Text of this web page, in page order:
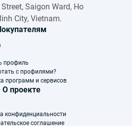
Saigon Ward, Ho
City, Vietnam.
профиль
с профилями?
программ и сервисов
О проекте
конфиденциальности
соглашение